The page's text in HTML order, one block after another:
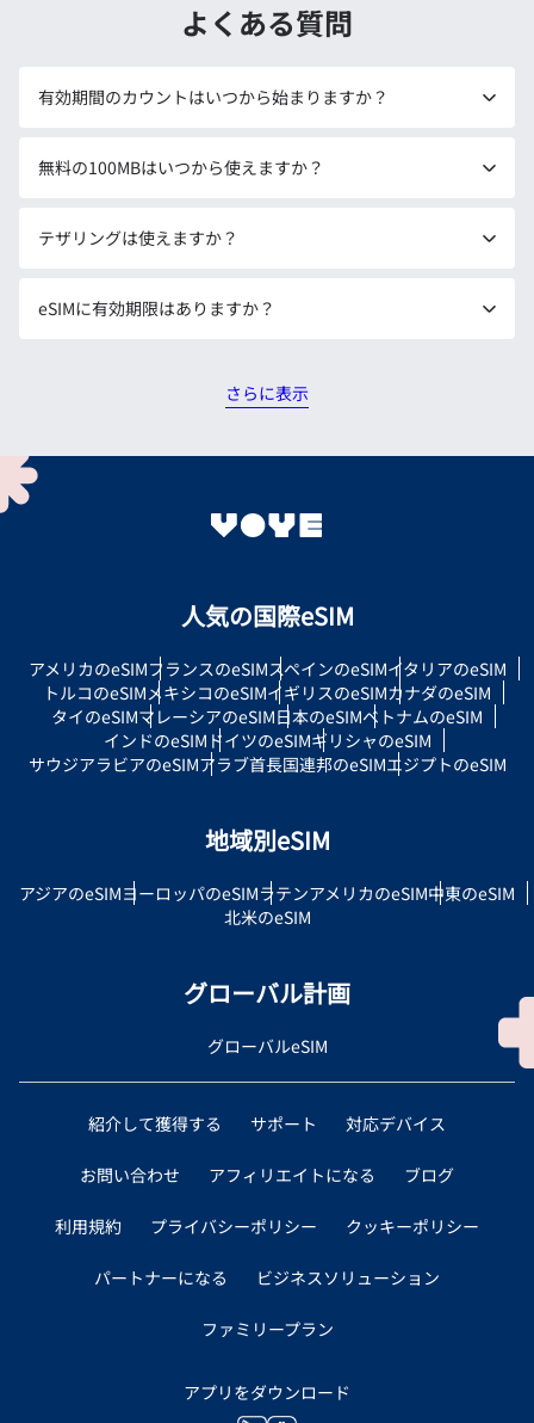
よくある質問
有効期間のカウントはいつから始まりますか？
無料の100MBはいつから使えますか？
テザリングは使えますか？
eSIMに有効期限はありますか？
さらに表示
人気の国際eSIM
アメリカのeSIMフランスのeSIMスペインのeSIMイタリアのeSIM
トルコのeSIMメキシコのeSIMイギリスのeSIMカナダのeSIM
タイのeSIMマレーシアのeSIM日本のeSIMベトナムのeSIM
インドのeSIM ドイツのeSIMギリシャのeSIM
サウジアラビアのeSIMアラブ首長国連邦のeSIMエジプトのeSIM
地域別eSIM
アジアのeSIMヨーロッパのeSIMラテンアメリカのeSIM中東のeSIM
北米のeSIM
グローバル計画
グローバルeSIM
紹介して獲得する サポート 対応デバイス
お問い合わせ アフィリエイトになる ブログ
利用規約 プライバシーポリシー クッキーポリシー
パートナーになる ビジネスソリューション
ファミリープラン
アプリをダウンロード